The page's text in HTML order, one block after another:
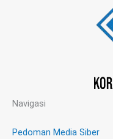
Navigasi
Pedoman Media Siber